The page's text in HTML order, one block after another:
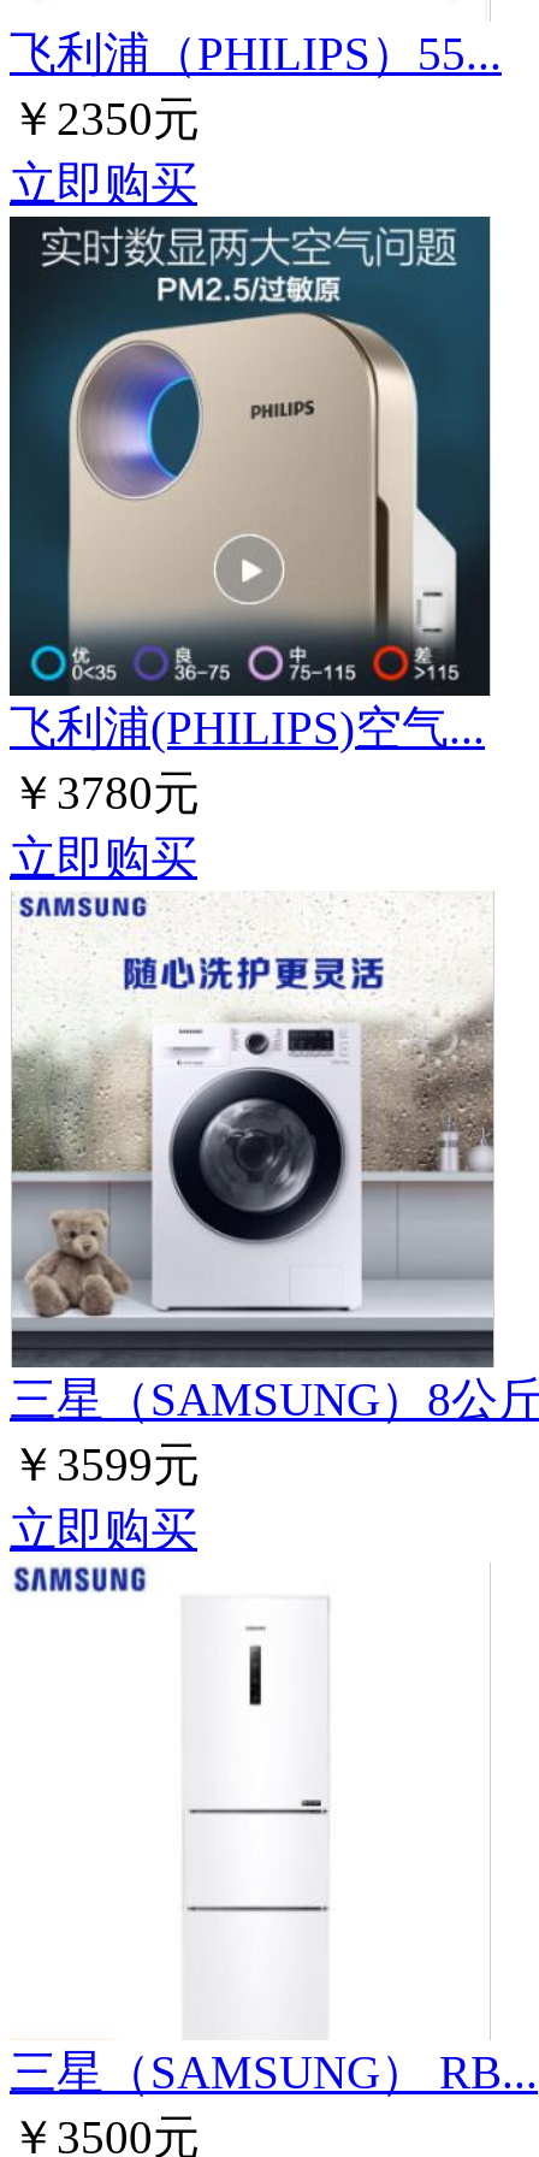
飞利浦（PHILIPS）55...
￥2350元
立即购买
飞利浦(PHILIPS)空气...
￥3780元
立即购买
三星（SAMSUNG）8公
￥3599元
立即购买
三星（SAMSUNG） RB...
￥3500元